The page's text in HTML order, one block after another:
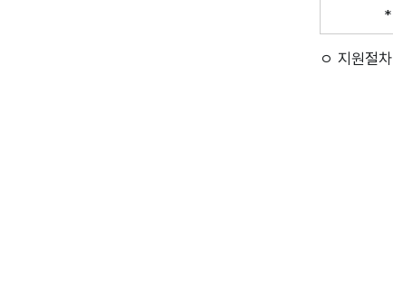
* 비영
ㅇ 지원절차